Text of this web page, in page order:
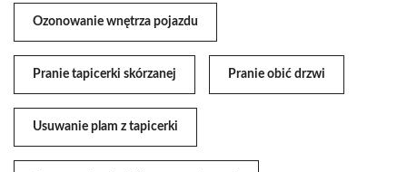
Ozonowanie wnętrza pojazdu
Pranie tapicerki skórzanej Pranie obić drzwi
Usuwanie plam z tapicerki